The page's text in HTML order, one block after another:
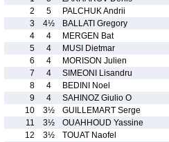
2
5 PALCHUK Andrii
3
4½ BALLATI Gregory
4
4 MERGEN Bat
5
4 MUSI Dietmar
6
4 MORISON Julien
7
4 SIMEONI Lisandru
8
4 BEDINI Noel
9
4 SAHINOZ Giulio O
10
3½ GUILLEMART Serge
11
3½ OUAHHOUD Yassine
12
3½ TOUAT Naofel